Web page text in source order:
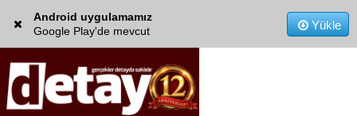
Android uygulamamız
Google Play'de mevcut
Yükle